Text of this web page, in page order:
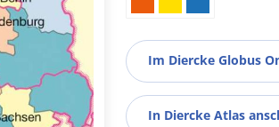
Im Diercke Globus
In Diercke Atlas